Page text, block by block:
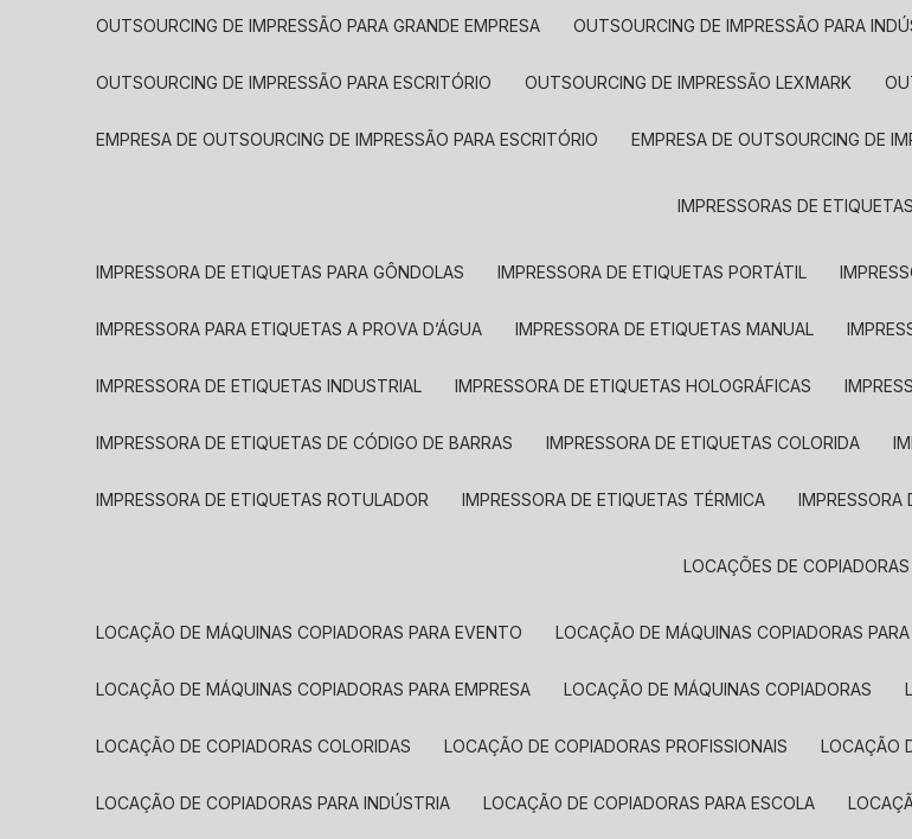
OUTSOURCING DE IMPRESSÃO PARA GRANDE EMPRESA OUTSOURCING DE IMPRESSÃO PARA
OUTSOURCING DE IMPRESSÃO PARA ESCRITÓRIO OUTSOURCING DE IMPRESSÃO LEXMARK
EMPRESA DE OUTSOURCING DE IMPRESSÃO PARA ESCRITÓRIO EMPRESA DE OUTSOURCING DE
IMPRESSORAS DE ETIQUETAS
IMPRESSORA DE ETIQUETAS PARA GÔNDOLAS IMPRESSORA DE ETIQUETAS PORTÁTIL
IMPRESSORA PARA ETIQUETAS A PROVA D’ÁGUA IMPRESSORA DE ETIQUETAS MANUAL
IMPRESSORA DE ETIQUETAS INDUSTRIAL IMPRESSORA DE ETIQUETAS HOLOGRÁFICAS
IMPRESSORA DE ETIQUETAS DE CÓDIGO DE BARRAS IMPRESSORA DE ETIQUETAS COLORIDA
IMPRESSORA DE ETIQUETAS ROTULADOR IMPRESSORA DE ETIQUETAS TÉRMICA IMPRESSORA
LOCAÇÕES DE COPIADORAS
LOCAÇÃO DE MÁQUINAS COPIADORAS PARA EVENTO LOCAÇÃO DE MÁQUINAS COPIADORAS
LOCAÇÃO DE MÁQUINAS COPIADORAS PARA EMPRESA LOCAÇÃO DE MÁQUINAS COPIADORAS
LOCAÇÃO DE COPIADORAS COLORIDAS LOCAÇÃO DE COPIADORAS PROFISSIONAIS LOCAÇÃO
LOCAÇÃO DE COPIADORAS PARA INDÚSTRIA LOCAÇÃO DE COPIADORAS PARA ESCOLA